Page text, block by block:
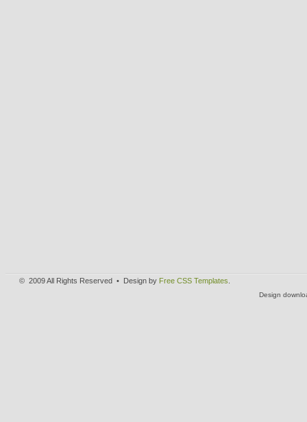
© 2009 All Rights Reserved • Design by Free CSS Templates.
Design